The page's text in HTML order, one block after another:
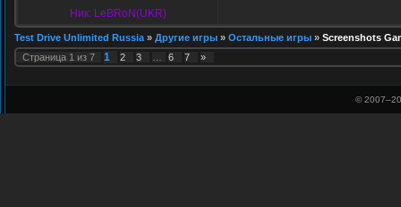
Ник: LeBRoN(UKR)
Test Drive Unlimited Russia » Другие игры » Остальные игры » Screenshots
Страница 1 из 7 1 2 3 6 7 »
© 2007–